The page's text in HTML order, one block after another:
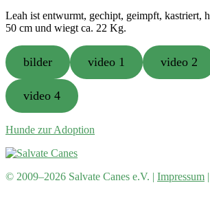
Leah ist entwurmt, gechipt, geimpft, kastriert,
50 cm und wiegt ca. 22 Kg.
bilder video 1 video 2
video 4
Hunde zur Adoption
© 2009–2026 Salvate Canes e.V. | Impressum |